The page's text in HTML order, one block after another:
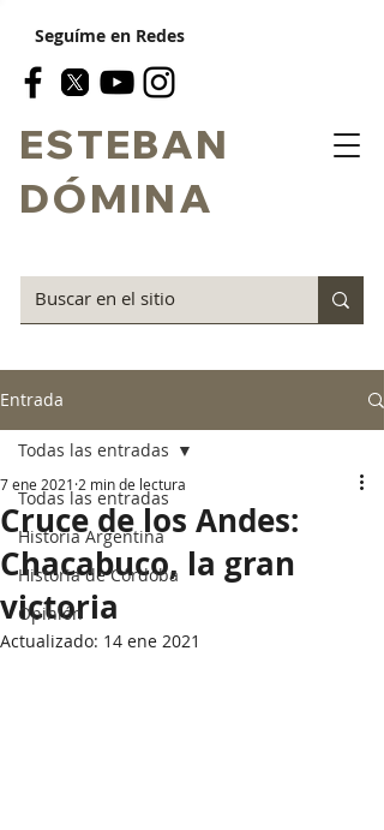
ESTEBAN
DÓMINA
Seguíme en Redes
Entrada
Todas las entradas
Historia Argentina
Historia de Córdoba
Opinión
Todas las entradas
Cruce de los Andes:
Chacabuco, la gran
victoria
7 ene 2021 2 min de lectura
Actualizado: 14 ene 2021